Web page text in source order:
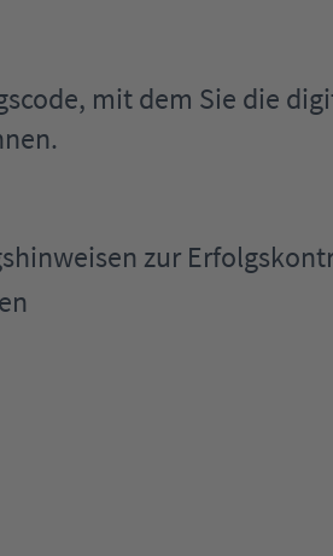
mit dem Sie die
zur